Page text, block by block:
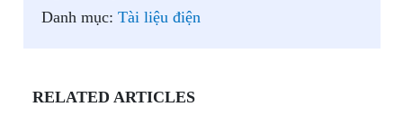
Danh mục: Tài liệu điện
RELATED ARTICLES